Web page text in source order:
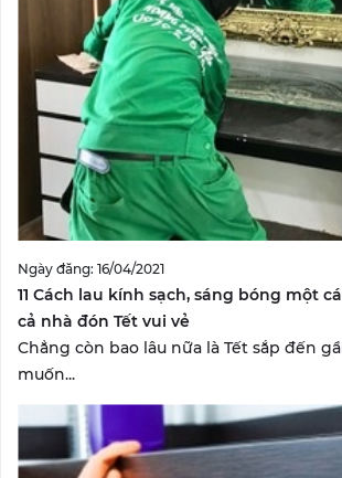
Ngày đăng: 16/04/2021
11 Cách lau kính sạch, sáng bóng một
cả nhà đón Tết vui vẻ
Chẳng còn bao lâu nữa là Tết sắp đến
muốn...